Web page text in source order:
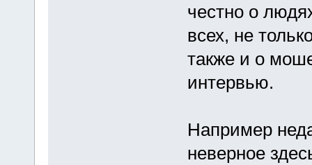
честно о
всех, не
также и о
интервью.
Например
неверное